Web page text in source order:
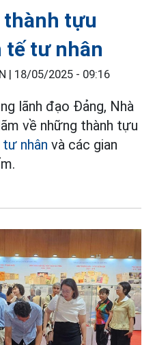
tựu
tư nhân
| 18/05/2025 - 09:16
lãnh đạo Đảng, Nhà
về những thành tựu
nhân và các gian